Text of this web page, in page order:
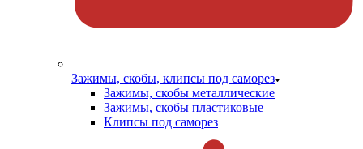
Зажимы, скобы, клипсы под саморез
Зажимы, скобы металлические
Зажимы, скобы пластиковые
Клипсы под саморез